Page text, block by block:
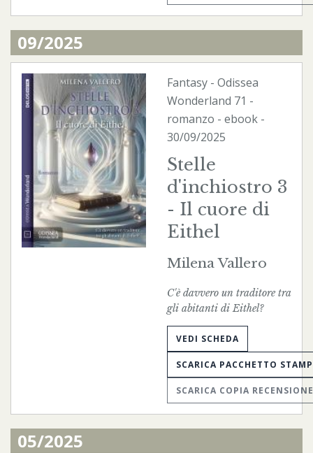
09/2025
Fantasy - Odissea
Wonderland 71 -
romanzo - ebook -
30/09/2025
Stelle
d'inchiostro 3
- Il cuore di
Eithel
Milena Vallero
C'è davvero un traditore tra
gli abitanti di Eithel?
VEDI SCHEDA
SCARICA PACCHETTO
SCARICA COPIA RECENSIONE
05/2025